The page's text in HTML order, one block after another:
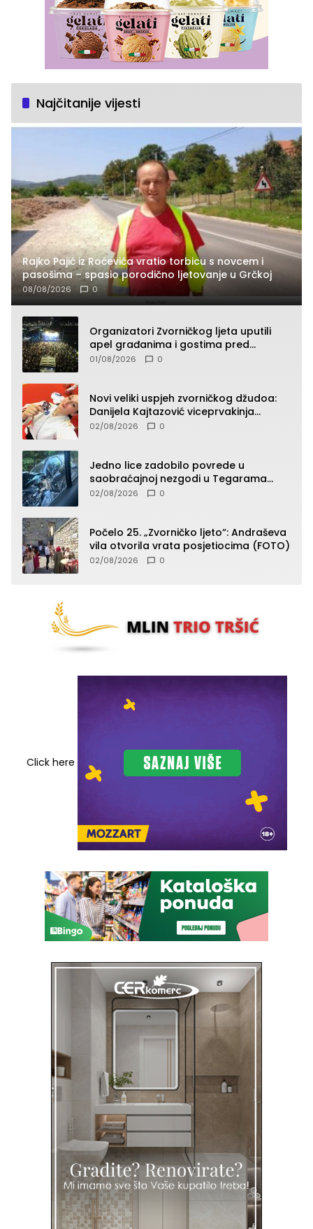
Najčitanije vijesti
Rajko Pajić iz Roćevića vratio torbicu s novcem i
pasošima – spasio porodično ljetovanje u Grčkoj
08/08/2026 0
Organizatori Zvorničkog ljeta uputili
apel građanima i gostima pred
početak koncertnog programa
01/08/2026 0
Novi veliki uspjeh zvorničkog džudoa:
Danijela Kajtazović viceprvakinja
Balkana u seniorskoj konkurenciji
02/08/2026 0
Jedno lice zadobilo povrede u
saobraćajnoj nezgodi u Tegarama
(FOTO)
02/08/2026 0
Počelo 25. „Zvorničko ljeto“: Andraševa
vila otvorila vrata posjetiocima (FOTO)
02/08/2026 0
Click here